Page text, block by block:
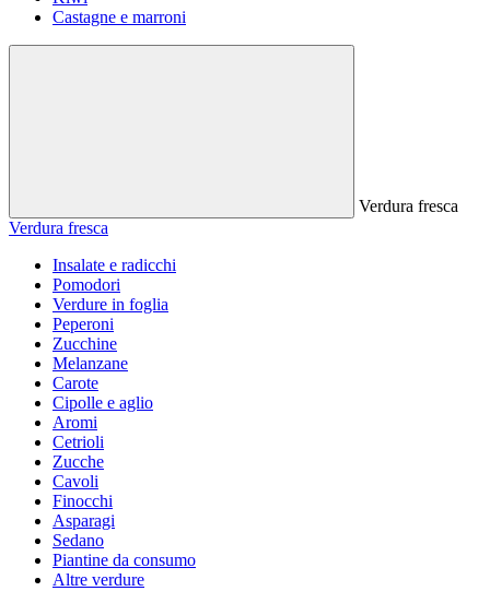
Castagne e marroni
Verdura fresca
Verdura fresca
Insalate e radicchi
Pomodori
Verdure in foglia
Peperoni
Zucchine
Melanzane
Carote
Cipolle e aglio
Aromi
Cetrioli
Zucche
Cavoli
Finocchi
Asparagi
Sedano
Piantine da consumo
Altre verdure